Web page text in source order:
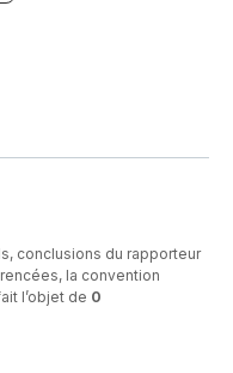
conclusions du rapporteur
la convention
l’objet de 0